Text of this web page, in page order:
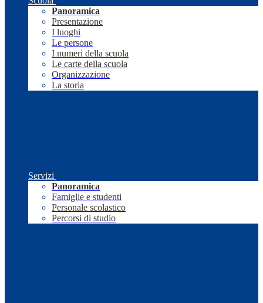
Panoramica
Presentazione
I luoghi
Le persone
I numeri della scuola
Le carte della scuola
Organizzazione
La storia
Servizi
Panoramica
Famiglie e studenti
Personale scolastico
Percorsi di studio